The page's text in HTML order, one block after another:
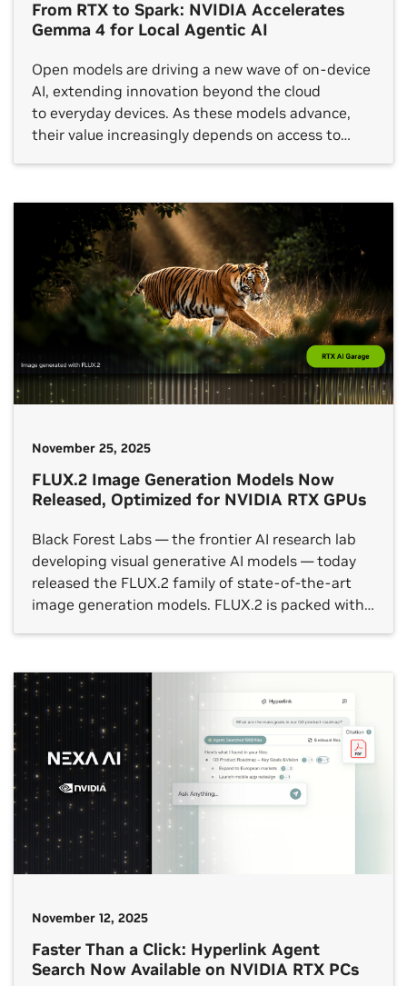
From RTX to Spark: NVIDIA Accelerates
Gemma 4 for Local Agentic AI
Open models are driving a new wave of on-device
AI, extending innovation beyond the cloud
to everyday devices. As these models advance,
their value increasingly depends on access to
shift, Google’s latest additions to the Gemma 4
family introduce a class of small, fast and omni-
capable models built for efficient local execution
across a wide range […]
November 25, 2025
FLUX.2 Image Generation Models Now
Released, Optimized for NVIDIA RTX GPUs
Black Forest Labs — the frontier AI research lab
developing visual generative AI models — today
released the FLUX.2 family of state-of-the-art
image generation models. FLUX.2 is packed with
similar image variations, in photorealistic detail
and with cleaner fonts — even at […]
November 12, 2025
Faster Than a Click: Hyperlink Agent
Search Now Available on NVIDIA RTX PCs